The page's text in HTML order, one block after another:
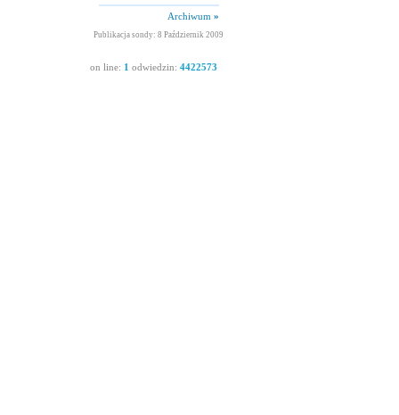
Archiwum »
Publikacja sondy: 8 Październik 2009
on line: 1 odwiedzin: 4422573